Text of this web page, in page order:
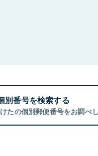
別番号を検索する
たの個別郵便番号をお調べし